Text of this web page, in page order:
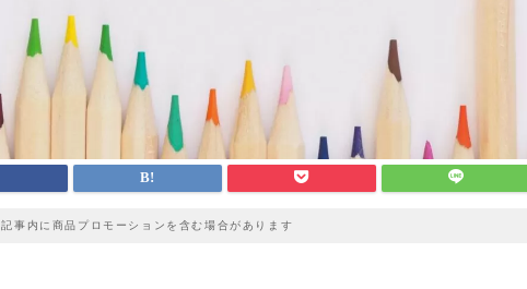
記事内に商品プロモーションを含む場合があります